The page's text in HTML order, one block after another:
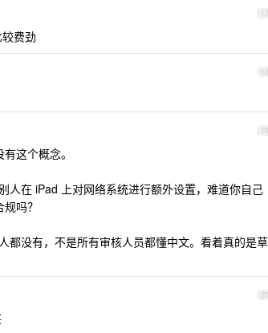
17
费劲
18
19
这个概念。
人在 iPad 上对网络系统进行额外设置，难道你自己
吗？
都没有，不是所有审核人员都懂中文。看着真的是草
20